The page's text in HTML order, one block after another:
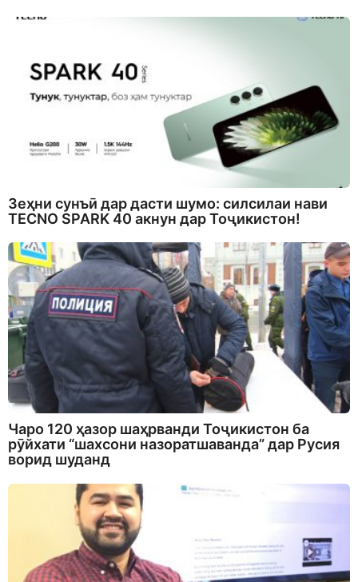
Зеҳни сунъӣ дар дасти шумо: силсилаи нави
TECNO SPARK 40 акнун дар Тоҷикистон!
Чаро 120 ҳазор шаҳрванди Тоҷикистон ба
рӯйхати “шахсони назоратшаванда” дар Русия
ворид шуданд